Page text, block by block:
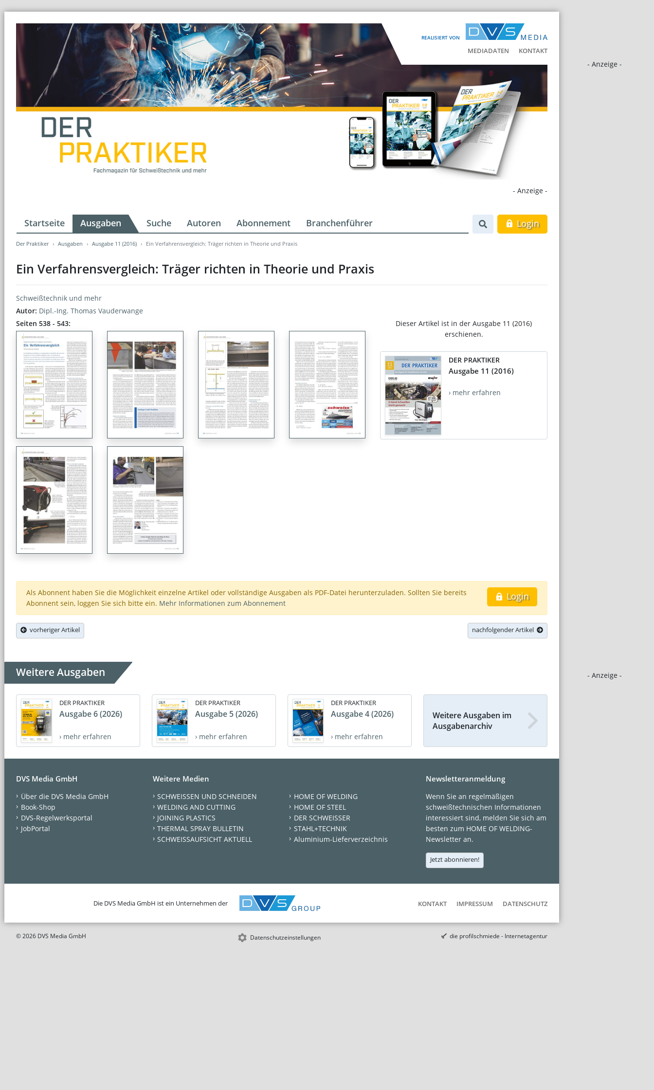
REALISIERT VON
MEDIADATEN KONTAKT
- Anzeige -
- Anzeige -
- Anzeige -
Startseite Ausgaben Suche Autoren Abonnement Branchenführer Login
Der Praktiker Ausgaben Ausgabe 11 (2016) Ein Verfahrensvergleich: Träger richten in Theorie und Praxis
Ein Verfahrensvergleich: Träger richten in Theorie und Praxis
Schweißtechnik und mehr
Autor: Dipl.-Ing. Thomas Vauderwange
Seiten 538 - 543:
Dieser Artikel ist in der Ausgabe 11 (2016)
erschienen.
DER PRAKTIKER
Ausgabe 11 (2016)
› mehr erfahren
Login
Als Abonnent haben Sie die Möglichkeit einzelne Artikel oder vollständige Ausgaben als PDF-Datei herunterzuladen. Sollten Sie bereits
Abonnent sein, loggen Sie sich bitte ein. Mehr Informationen zum Abonnement
vorheriger Artikel nachfolgender Artikel
Weitere Ausgaben
DER PRAKTIKER
Ausgabe 6 (2026)
› mehr erfahren
DER PRAKTIKER
Ausgabe 5 (2026)
› mehr erfahren
DER PRAKTIKER
Ausgabe 4 (2026)
› mehr erfahren
Weitere Ausgaben im
Ausgabenarchiv
DVS Media GmbH
Über die DVS Media GmbH
Book-Shop
DVS-Regelwerksportal
JobPortal
Weitere Medien
SCHWEISSEN UND SCHNEIDEN
WELDING AND CUTTING
JOINING PLASTICS
THERMAL SPRAY BULLETIN
SCHWEISSAUFSICHT AKTUELL
HOME OF WELDING
HOME OF STEEL
DER SCHWEISSER
STAHL+TECHNIK
Aluminium-Lieferverzeichnis
Newsletteranmeldung
Wenn Sie an regelmäßigen
schweißtechnischen Informationen
interessiert sind, melden Sie sich am
besten zum HOME OF WELDING-
Newsletter an.
Jetzt abonnieren!
Die DVS Media GmbH ist ein Unternehmen der KONTAKT IMPRESSUM DATENSCHUTZ
© 2026 DVS Media GmbH Datenschutzeinstellungen die profilschmiede - Internetagentur